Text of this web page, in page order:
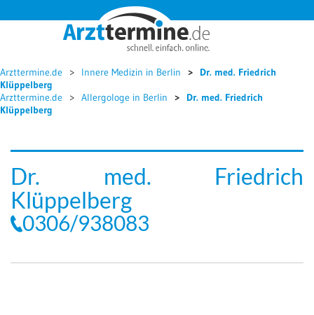




Arzttermine.de Innere Medizin in Berlin
Dr. med. Friedrich
Klüppelberg
Arzttermine.de
Allergologe in Berlin
Dr. med. Friedrich
Klüppelberg
Dr. med. Friedrich
Klüppelberg
0306/938083